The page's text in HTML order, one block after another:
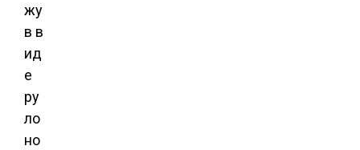
жу
в в
ид
е
ру
ло
но